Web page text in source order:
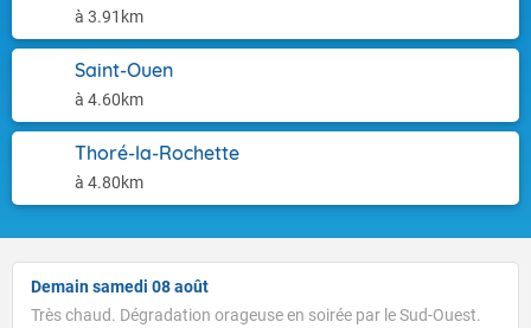
à 3.91km
Saint-Ouen
à 4.60km
Thoré-la-Rochette
à 4.80km
Demain samedi 08 août
Très chaud. Dégradation orageuse en soirée par le Sud-Ouest.